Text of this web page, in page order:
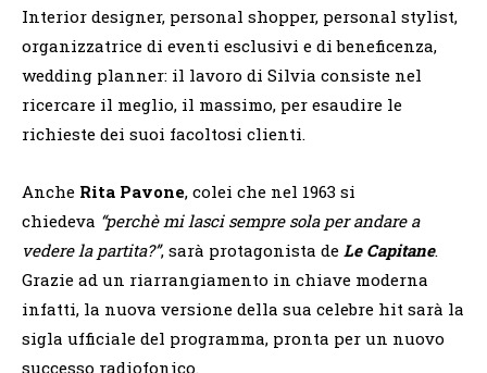
Interior designer, personal shopper, personal stylist,
organizzatrice di eventi esclusivi e di beneficenza,
wedding planner: il lavoro di Silvia consiste nel
ricercare il meglio, il massimo, per esaudire le
richieste dei suoi facoltosi clienti.
Anche Rita Pavone, colei che nel 1963 si
chiedeva “perchè mi lasci sempre sola per andare a
vedere la partita?”, sarà protagonista de Le Capitane.
Grazie ad un riarrangiamento in chiave moderna
infatti, la nuova versione della sua celebre hit sarà la
sigla ufficiale del programma, pronta per un nuovo
successo radiofonico.